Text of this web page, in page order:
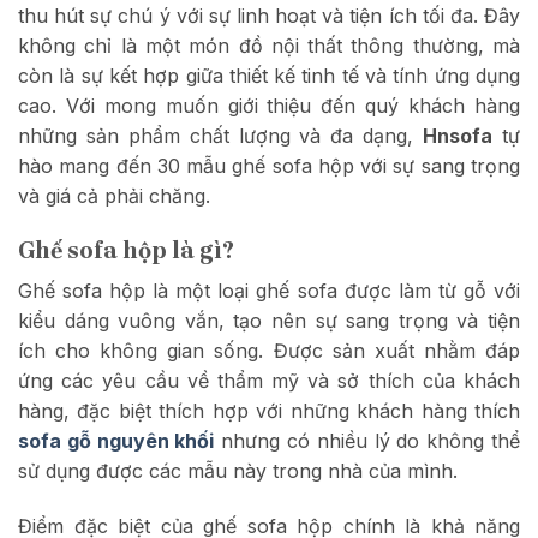
thu hút sự chú ý với sự linh hoạt và tiện ích tối đa. Đây
không chỉ là một món đồ nội thất thông thường, mà
còn là sự kết hợp giữa thiết kế tinh tế và tính ứng dụng
cao. Với mong muốn giới thiệu đến quý khách hàng
những sản phẩm chất lượng và đa dạng, Hnsofa tự
hào mang đến 30 mẫu ghế sofa hộp với sự sang trọng
và giá cả phải chăng.
Ghế sofa hộp là gì?
Ghế sofa hộp là một loại ghế sofa được làm từ gỗ với
kiểu dáng vuông vắn, tạo nên sự sang trọng và tiện
ích cho không gian sống. Được sản xuất nhằm đáp
ứng các yêu cầu về thẩm mỹ và sở thích của khách
hàng, đặc biệt thích hợp với những khách hàng thích
sofa gỗ nguyên khối nhưng có nhiều lý do không thể
sử dụng được các mẫu này trong nhà của mình.
Điểm đặc biệt của ghế sofa hộp chính là khả năng